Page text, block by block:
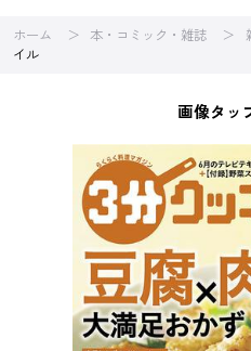
ホーム 本・コミック・雑誌
イル
画像タッ